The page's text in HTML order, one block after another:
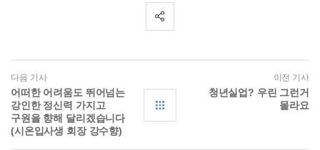
다음 기사
어떠한 어려움도 뛰어넘는
강인한 정신력 가지고
구원을 향해 달리겠습니다
(시온입사생 회장 강수향)
이전 기사
청년실업? 우린 그런거
몰라요